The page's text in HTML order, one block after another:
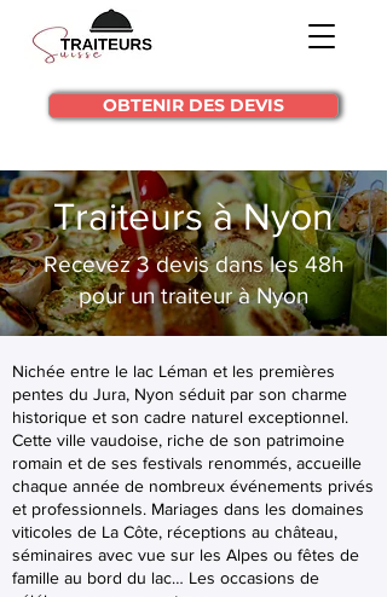
OBTENIR DES DEVIS
Traiteurs à Nyon
Recevez 3 devis dans les 48h
pour un traiteur à Nyon
Nichée entre le lac Léman et les premières
pentes du Jura, Nyon séduit par son charme
historique et son cadre naturel exceptionnel.
Cette ville vaudoise, riche de son patrimoine
romain et de ses festivals renommés, accueille
chaque année de nombreux événements privés
et professionnels. Mariages dans les domaines
viticoles de La Côte, réceptions au château,
séminaires avec vue sur les Alpes ou fêtes de
famille au bord du lac… Les occasions de